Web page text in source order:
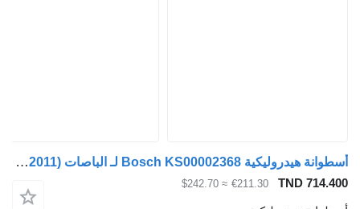
أسطوانة هيدروليكية Bosch KS00002368 لـ الباصات Volvo B6, B7, B9, B10, B12, B12B (1978-2011)
TND
€211.30
≈ $242.70